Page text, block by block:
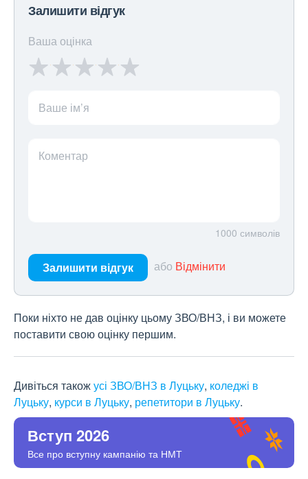
Залишити відгук
Ваша оцінка
Ваше ім’я
Коментар
1000 символів
Залишити відгук або Відмінити
Поки ніхто не дав оцінку цьому ЗВО/ВНЗ, і ви можете
поставити свою оцінку першим.
Дивіться такожусі ЗВО/ВНЗ в Луцьку, коледжі в
Луцьку, курси в Луцьку, репетитори в Луцьку.
Вступ 2026
Все про вступну кампанію та НМТ